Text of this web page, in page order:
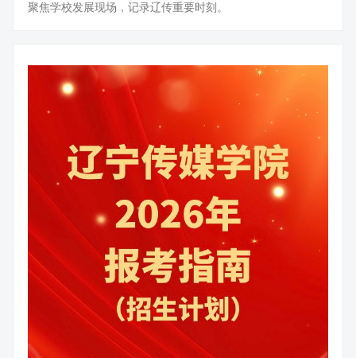
聚焦学校发展现场，记录辽传重要时刻。